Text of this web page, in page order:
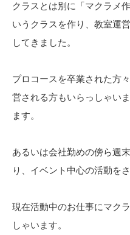
クラスとは別に「マクラメ
いうクラスを作り、教室運
してきました。
プロコースを卒業された方
営される方もいらっしゃい
ます。
あるいは会社勤めの傍ら週
り、イベント中心の活動を
現在活動中のお仕事にマク
しゃいます。